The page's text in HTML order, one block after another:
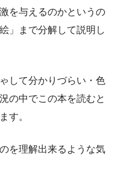
を与えるのかというの
」まで分解して説明し
して分かりづらい・色
の中でこの本を読むと
す。
を理解出来るような気